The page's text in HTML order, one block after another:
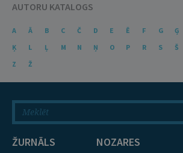
AUTORU KATALOGS
A Ā B C Č D E Ē F G Ģ
Ķ
L Ļ M N Ņ O P R S Š
Z
Ž
ŽURNĀLS NOZARES